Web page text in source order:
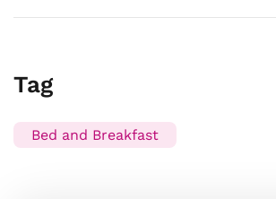
Tag
Bed and Breakfast